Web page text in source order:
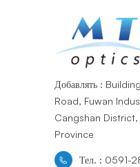
Добавлять :
Road, Fuwan
Cangshan District,
Province
Тел. : 0591-